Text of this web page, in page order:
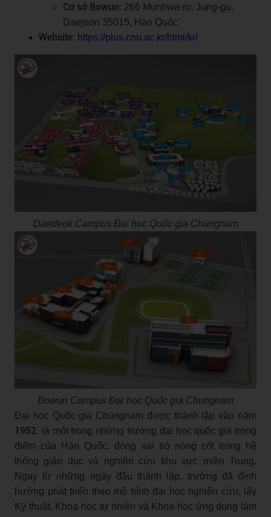
Cơ sở Bowun: 266 Munhwa-ro, Jung-gu,
Daejeon 35015, Hàn Quốc
Website: https://plus.cnu.ac.kr/html/kr/
Daedeok Campus Đại học Quốc gia Chungnam
Bowun Campus Đại học Quốc gia Chungnam
Đại học Quốc gia Chungnam được thành lập vào năm
1952, là một trong những trường đại học quốc gia trọng
điểm của Hàn Quốc, đóng vai trò nòng cốt trong hệ
thống giáo dục và nghiên cứu khu vực miền Trung.
Ngay từ những ngày đầu thành lập, trường đã định
hướng phát triển theo mô hình đại học nghiên cứu, lấy
Kỹ thuật, Khoa học tự nhiên và Khoa học ứng dụng làm